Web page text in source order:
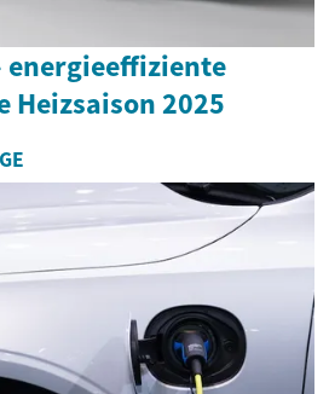
energieeffiziente
Heizsaison 2025